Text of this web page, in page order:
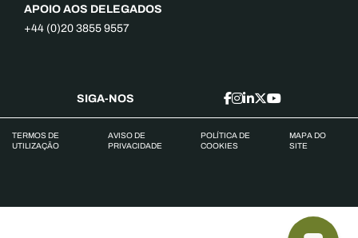
APOIO AOS DELEGADOS
+44 (0)20 3855 9557
SIGA-NOS
TERMOS DE
UTILIZAÇÃO
AVISO DE
PRIVACIDADE
POLÍTICA DE
COOKIES
MAPA DO
SITE